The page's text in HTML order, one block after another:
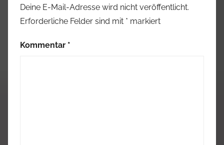
Deine E-Mail-Adresse wird nicht veröffentlicht.
Erforderliche Felder sind mit * markiert
Kommentar *